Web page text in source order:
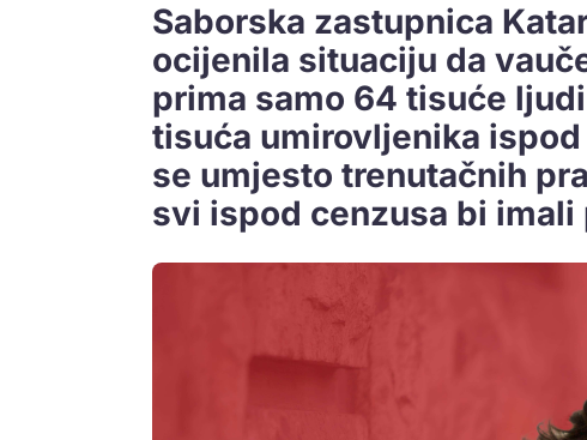
Saborska zastupnica
ocijenila situaciju da
prima samo 64 tisuće
tisuća umirovljenika
se umjesto trenutačnih
svi ispod cenzusa bi imali